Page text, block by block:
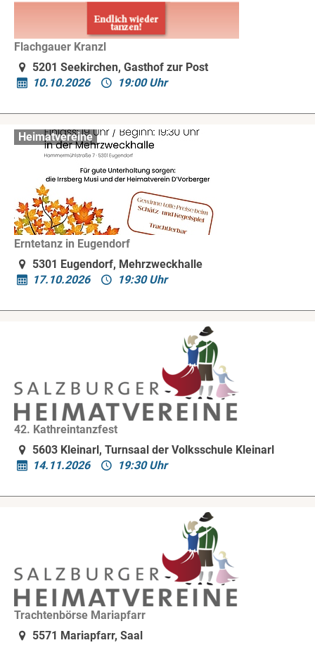
Flachgauer Kranzl
5201 Seekirchen, Gasthof zur Post
10.10.2026
19:00 Uhr
Heimatvereine
Erntetanz in Eugendorf
5301 Eugendorf, Mehrzweckhalle
17.10.2026
19:30 Uhr
42. Kathreintanzfest
5603 Kleinarl, Turnsaal der Volksschule Kleinarl
14.11.2026
19:30 Uhr
Trachtenbörse Mariapfarr
5571 Mariapfarr, Saal